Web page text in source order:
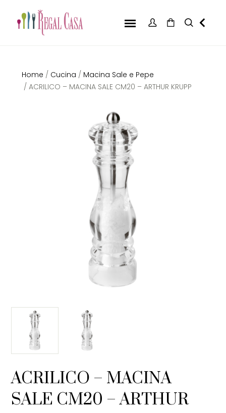
Home / Cucina / Macina Sale e Pepe
/ ACRILICO – MACINA SALE CM20 – ARTHUR KRUPP
ACRILICO – MACINA
SALE CM20 – ARTHUR